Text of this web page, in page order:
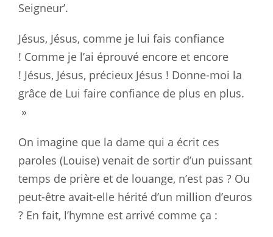
Seigneur’.
Jésus, Jésus, comme je lui fais confiance
! Comme je l’ai éprouvé encore et encore
! Jésus, Jésus, précieux Jésus ! Donne-moi la
grâce de Lui faire confiance de plus en plus.
»
On imagine que la dame qui a écrit ces
paroles (Louise) venait de sortir d’un puissant
temps de prière et de louange, n’est pas ? Ou
peut-être avait-elle hérité d’un million d’euros
? En fait, l’hymne est arrivé comme ça :